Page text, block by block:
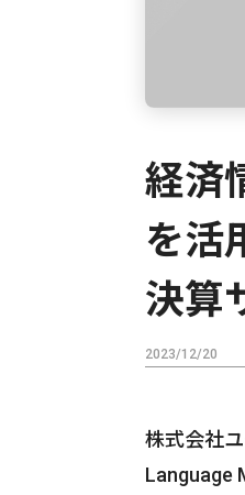
経済
を活
決算
2023/12/20
株式会社
Language